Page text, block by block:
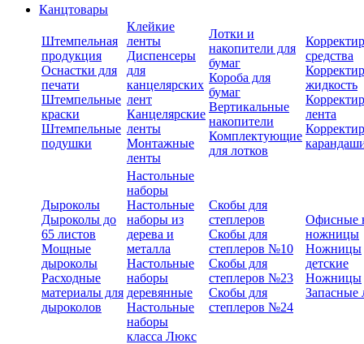
Канцтовары
Штемпельная
продукция
Оснастки для
печати
Штемпельные
краски
Штемпельные
подушки
Клейкие
ленты
Диспенсеры
для
канцелярских
лент
Канцелярские
ленты
Монтажные
ленты
Лотки и
накопители для
бумаг
Короба для
бумаг
Вертикальные
накопители
Комплектующие
для лотков
средства
жидкость
лента
Дыроколы
Дыроколы до
65 листов
Мощные
дыроколы
Расходные
материалы для
дыроколов
Настольные
наборы
Настольные
наборы из
дерева и
металла
Настольные
наборы
деревянные
Настольные
наборы
класса Люкс
Скобы для
степлеров
Скобы для
степлеров №10
Скобы для
степлеров №23
Скобы для
степлеров №24
Офисные
ножницы
Ножницы
детские
Ножницы
Запасные